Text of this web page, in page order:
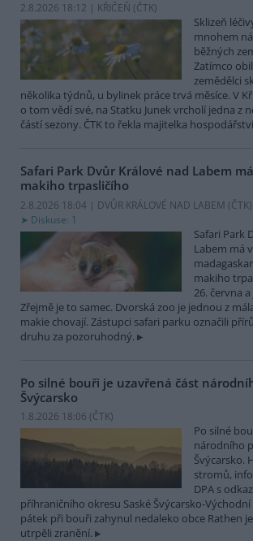
2.8.2026 18:12 | KŘIČEŇ (ČTK)
Sklizeň
mnohem
běžných
Zatímco
zemědělci
několika týdnů, u bylinek práce trvá měsíce. V
o tom vědí své, na Statku Junek vrcholí jedna z
částí sezony. ČTK to řekla majitelka
Safari Park Dvůr Králové nad Labem
makiho trpasličího
2.8.2026 18:04 | DVŮR KRÁLOVÉ NAD LABEM (ČTK)
Diskuse: 1
Safari Park
Labem má
makiho
26. června
Zřejmě je to samec. Dvorská zoo je jednou z
makie chovají. Zástupci safari parku označili
druhu za pozoruhodný.
Po silné bouři je uzavřená část
Švýcarsko
1.8.2026 18:06 (ČTK)
Po silné
národního
Švýcarsko.
stromů,
DPA s
příhraničního okresu Saské Švýcarsko-
pátek při bouři zahynul nedaleko obce Rathen
utrpěli zranění.